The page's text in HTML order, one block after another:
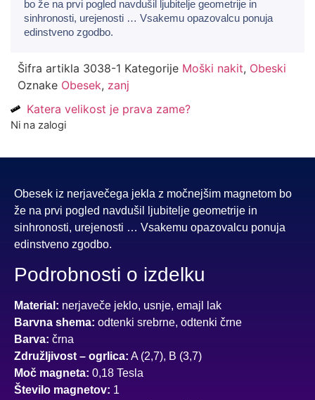
bo že na prvi pogled navdušil ljubitelje geometrije in
sinhronosti, urejenosti … Vsakemu opazovalcu ponuja
edinstveno zgodbo.
Šifra artikla 3038-1 Kategorije Moški nakit, Obeski
Oznake Obesek, zanj
Katera velikost je prava zame?
Ni na zalogi
Obesek iz nerjavečega jekla z močnejšim magnetom bo
že na prvi pogled navdušil ljubitelje geometrije in
sinhronosti, urejenosti … Vsakemu opazovalcu ponuja
edinstveno zgodbo.
Podrobnosti o izdelku
Material: nerjaveče jeklo, usnje, emajl lak
Barvna shema: odtenki srebrne, odtenki črne
Barva: črna
Združljivost – ogrlica: A (2,7), B (3,7)
Moč magneta: 0,18 Tesla
Število magnetov: 1